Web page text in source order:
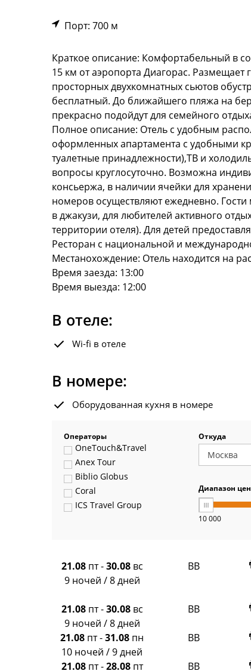
Порт: 700 м
Краткое описание: Комфортабельный в
15 км от аэропорта Диагорас. Размещает
просторных двухкомнатных сьютов
бесплатный. До ближайшего пляжа на
прекрасно подойдут для семейного
Полное описание: Отель с удобным
оформленных апартамента с удобными
туалетные принадлежности),ТВ и
вопросы круглосуточно. Возможна
консьержа, в наличии ячейки для
номеров осуществляют ежедневно.
в джакузи, для любителей активного
территории отеля). Для детей
Ресторан с национальной и
Местанохождение: Отель находится на
Время заезда: 13:00
Время выезда: 12:00
В отеле:
Wi-fi в отеле
В номере:
Оборудованная кухня в номере
Операторы
OneTouch&Travel
Anex Tour
Biblio Globus
Coral
ICS Travel Group
Panteon
Ambotis
Amigo-S
Pac Group
Alean
Sunmar
PlanTravel
Откуда
Диапазон цен
10 000
21.08 пт-30.08 вс
9 ночей / 8 дней
BB
21.08 пт-30.08 вс
9 ночей / 8 дней
BB
21.08 пт-31.08 пн
10 ночей / 9 дней
BB
21.08 пт-28.08 пт
BB